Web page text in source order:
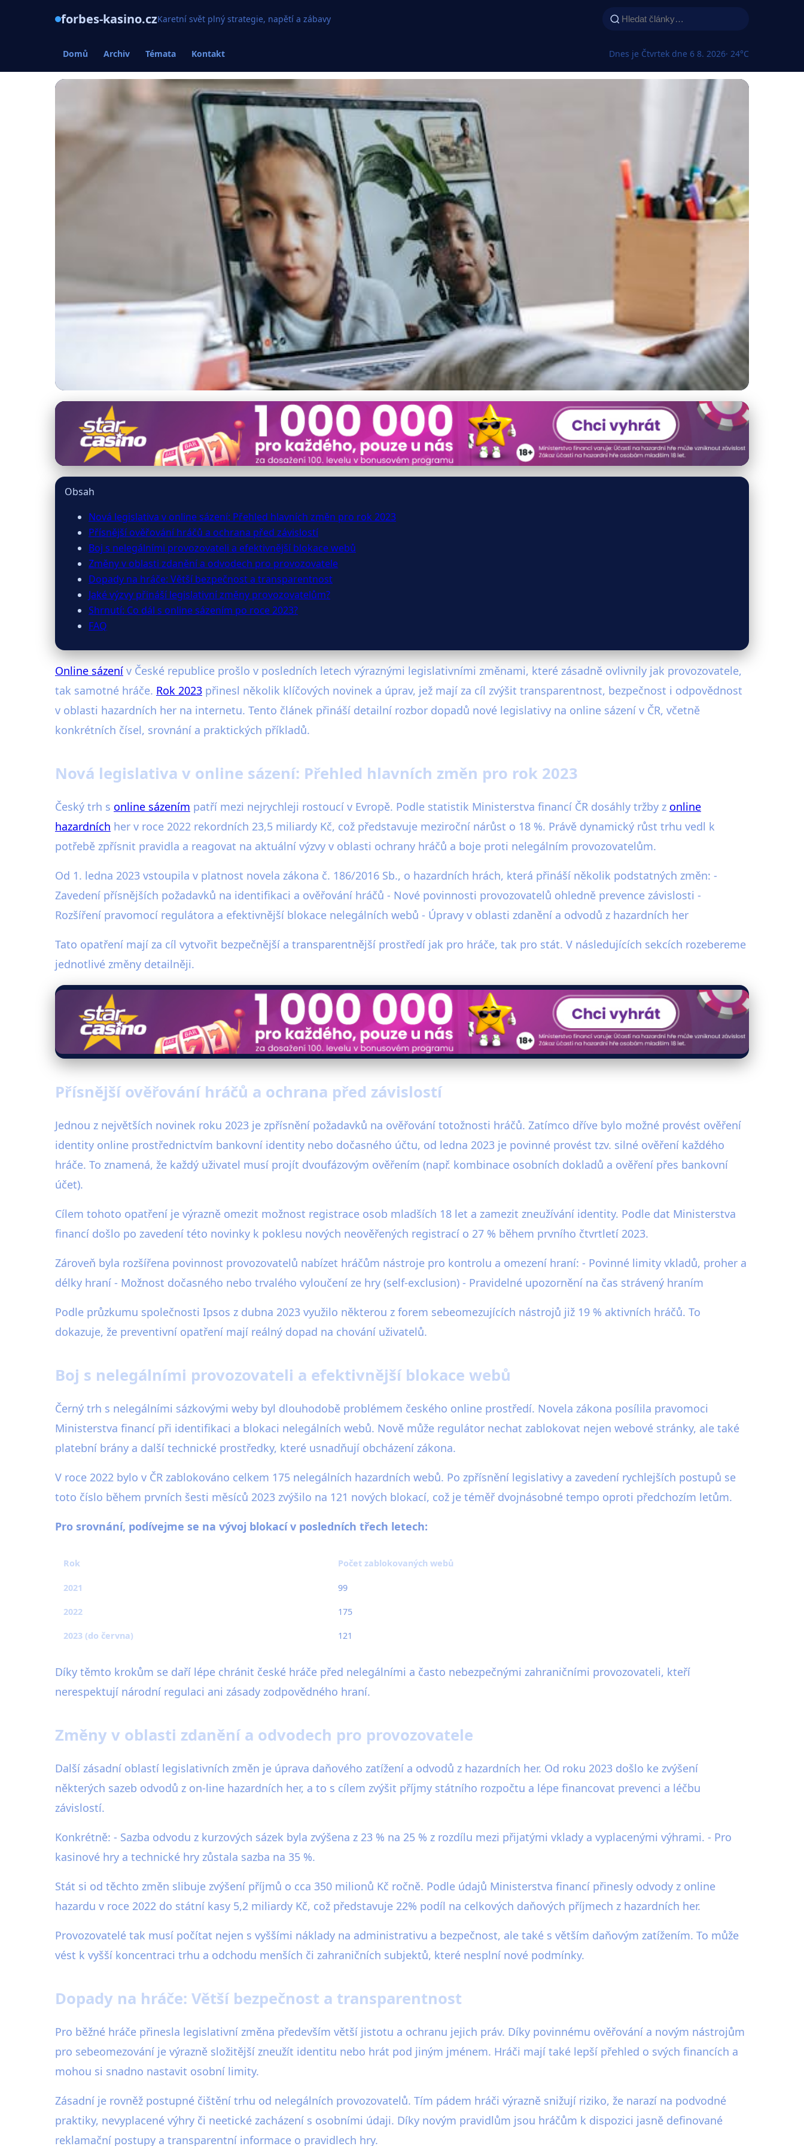
forbes-kasino.czKaretní svět plný strategie, napětí a zábavy
Domů Archiv Témata Kontakt Dnes je Čtvrtek dne 6 8. 2026· 24°C
forbes-kasino.cz
Změny v Online Sázení 2023: Větší Bezpečnost a Transparentnost
10. 3. 2026· 10 min čtení · Autor: Lenka Černá
Obsah
Nová legislativa v online sázení: Přehled hlavních změn pro rok 2023
Přísnější ověřování hráčů a ochrana před závislostí
Boj s nelegálními provozovateli a efektivnější blokace webů
Změny v oblasti zdanění a odvodech pro provozovatele
Dopady na hráče: Větší bezpečnost a transparentnost
Jaké výzvy přináší legislativní změny provozovatelům?
Shrnutí: Co dál s online sázením po roce 2023?
FAQ
Online sázení v České republice prošlo v posledních letech výraznými legislativními změnami, které zásadně ovlivnily jak provozovatele,
tak samotné hráče. Rok 2023 přinesl několik klíčových novinek a úprav, jež mají za cíl zvýšit transparentnost, bezpečnost i odpovědnost
v oblasti hazardních her na internetu. Tento článek přináší detailní rozbor dopadů nové legislativy na online sázení v ČR, včetně
konkrétních čísel, srovnání a praktických příkladů.
Nová legislativa v online sázení: Přehled hlavních změn pro rok 2023
Český trh s online sázením patří mezi nejrychleji rostoucí v Evropě. Podle statistik Ministerstva financí ČR dosáhly tržby z online
hazardních her v roce 2022 rekordních 23,5 miliardy Kč, což představuje meziroční nárůst o 18 %. Právě dynamický růst trhu vedl k
potřebě zpřísnit pravidla a reagovat na aktuální výzvy v oblasti ochrany hráčů a boje proti nelegálním provozovatelům.
Od 1. ledna 2023 vstoupila v platnost novela zákona č. 186/2016 Sb., o hazardních hrách, která přináší několik podstatných změn: -
Zavedení přísnějších požadavků na identifikaci a ověřování hráčů - Nové povinnosti provozovatelů ohledně prevence závislosti -
Rozšíření pravomocí regulátora a efektivnější blokace nelegálních webů - Úpravy v oblasti zdanění a odvodů z hazardních her
Tato opatření mají za cíl vytvořit bezpečnější a transparentnější prostředí jak pro hráče, tak pro stát. V následujících sekcích rozebereme
jednotlivé změny detailněji.
Přísnější ověřování hráčů a ochrana před závislostí
Jednou z největších novinek roku 2023 je zpřísnění požadavků na ověřování totožnosti hráčů. Zatímco dříve bylo možné provést ověření
identity online prostřednictvím bankovní identity nebo dočasného účtu, od ledna 2023 je povinné provést tzv. silné ověření každého
hráče. To znamená, že každý uživatel musí projít dvoufázovým ověřením (např. kombinace osobních dokladů a ověření přes bankovní
účet).
Cílem tohoto opatření je výrazně omezit možnost registrace osob mladších 18 let a zamezit zneužívání identity. Podle dat Ministerstva
financí došlo po zavedení této novinky k poklesu nových neověřených registrací o 27 % během prvního čtvrtletí 2023.
Zároveň byla rozšířena povinnost provozovatelů nabízet hráčům nástroje pro kontrolu a omezení hraní: - Povinné limity vkladů, proher a
délky hraní - Možnost dočasného nebo trvalého vyloučení ze hry (self-exclusion) - Pravidelné upozornění na čas strávený hraním
Podle průzkumu společnosti Ipsos z dubna 2023 využilo některou z forem sebeomezujících nástrojů již 19 % aktivních hráčů. To
dokazuje, že preventivní opatření mají reálný dopad na chování uživatelů.
Boj s nelegálními provozovateli a efektivnější blokace webů
Černý trh s nelegálními sázkovými weby byl dlouhodobě problémem českého online prostředí. Novela zákona posílila pravomoci
Ministerstva financí při identifikaci a blokaci nelegálních webů. Nově může regulátor nechat zablokovat nejen webové stránky, ale také
platební brány a další technické prostředky, které usnadňují obcházení zákona.
V roce 2022 bylo v ČR zablokováno celkem 175 nelegálních hazardních webů. Po zpřísnění legislativy a zavedení rychlejších postupů se
toto číslo během prvních šesti měsíců 2023 zvýšilo na 121 nových blokací, což je téměř dvojnásobné tempo oproti předchozím letům.
Pro srovnání, podívejme se na vývoj blokací v posledních třech letech:
Rok Počet zablokovaných webů
2021 99
2022 175
2023 (do června) 121
Díky těmto krokům se daří lépe chránit české hráče před nelegálními a často nebezpečnými zahraničními provozovateli, kteří
nerespektují národní regulaci ani zásady zodpovědného hraní.
Změny v oblasti zdanění a odvodech pro provozovatele
Další zásadní oblastí legislativních změn je úprava daňového zatížení a odvodů z hazardních her. Od roku 2023 došlo ke zvýšení
některých sazeb odvodů z on-line hazardních her, a to s cílem zvýšit příjmy státního rozpočtu a lépe financovat prevenci a léčbu
závislostí.
Konkrétně: - Sazba odvodu z kurzových sázek byla zvýšena z 23 % na 25 % z rozdílu mezi přijatými vklady a vyplacenými výhrami. - Pro
kasinové hry a technické hry zůstala sazba na 35 %.
Stát si od těchto změn slibuje zvýšení příjmů o cca 350 milionů Kč ročně. Podle údajů Ministerstva financí přinesly odvody z online
hazardu v roce 2022 do státní kasy 5,2 miliardy Kč, což představuje 22% podíl na celkových daňových příjmech z hazardních her.
Provozovatelé tak musí počítat nejen s vyššími náklady na administrativu a bezpečnost, ale také s větším daňovým zatížením. To může
vést k vyšší koncentraci trhu a odchodu menších či zahraničních subjektů, které nesplní nové podmínky.
Dopady na hráče: Větší bezpečnost a transparentnost
Pro běžné hráče přinesla legislativní změna především větší jistotu a ochranu jejich práv. Díky povinnému ověřování a novým nástrojům
pro sebeomezování je výrazně složitější zneužít identitu nebo hrát pod jiným jménem. Hráči mají také lepší přehled o svých financích a
mohou si snadno nastavit osobní limity.
Zásadní je rovněž postupné čištění trhu od nelegálních provozovatelů. Tím pádem hráči výrazně snižují riziko, že narazí na podvodné
praktiky, nevyplacené výhry či neetické zacházení s osobními údaji. Díky novým pravidlům jsou hráčům k dispozici jasně definované
reklamační postupy a transparentní informace o pravidlech hry.